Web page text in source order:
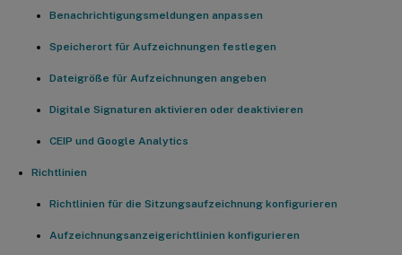
Benachrichtigungsmeldungen anpassen
Speicherort für Aufzeichnungen festlegen
Dateigröße für Aufzeichnungen angeben
Digitale Signaturen aktivieren oder deaktivieren
CEIP und Google Analytics
Richtlinien
Richtlinien für die Sitzungsaufzeichnung konfigurieren
Aufzeichnungsanzeigerichtlinien konfigurieren